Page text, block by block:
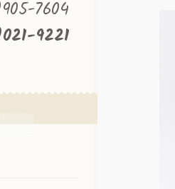
7604
9221